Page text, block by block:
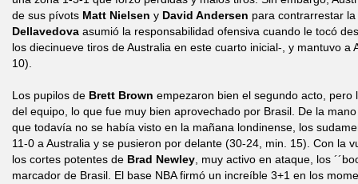
de sus pívots Matt Nielsen y David Andersen para contrarrestar
Dellavedova asumió la responsabilidad ofensiva cuando le tocó
los diecinueve tiros de Australia en este cuarto inicial-, y mantuvo a
10).
Los pupilos de Brett Brown empezaron bien el segundo acto, pero
del equipo, lo que fue muy bien aprovechado por Brasil. De la
que todavía no se había visto en la mañana londinense, los
11-0 a Australia y se pusieron por delante (30-24, min. 15). Con la
los cortes potentes de Brad Newley , muy activo en ataque, los
marcador de Brasil. El base NBA firmó un increíble 3+1 en los